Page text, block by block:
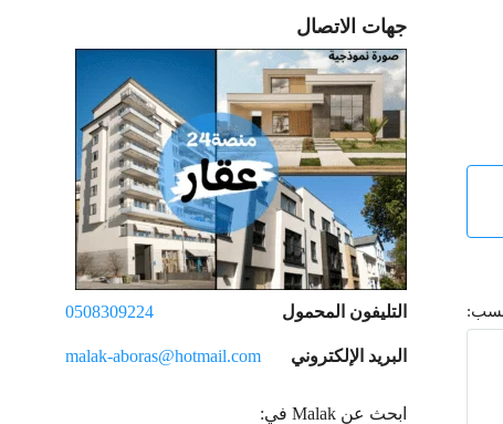
جهات الاتصال
التليفون المحمول 0508309224
البريد الإلكتروني malak-aboras@hotmail.com
ابحث عن Malak في: